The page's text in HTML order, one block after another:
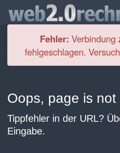
Fehler: Verbindung
fehlgeschlagen.
Oops, page is not
Tippfehler in der URL?
Eingabe.